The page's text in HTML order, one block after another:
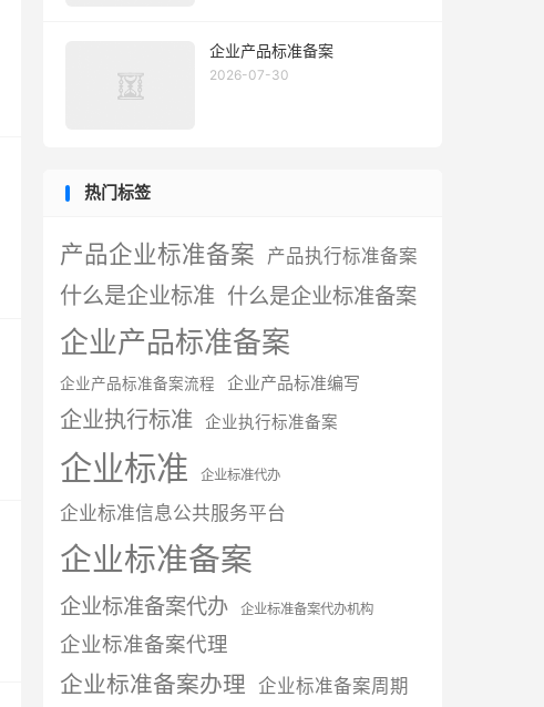
企业产品标准备案
2026-07-30
热门标签
产品企业标准备案 产品执行标准备案
什么是企业标准 什么是企业标准备案
企业产品标准备案
企业产品标准备案流程 企业产品标准编写
企业执行标准 企业执行标准备案
企业标准 企业标准代办
企业标准信息公共服务平台
企业标准备案
企业标准备案代办 企业标准备案代办机构
企业标准备案代理
企业标准备案办理 企业标准备案周期